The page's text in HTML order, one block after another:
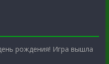
рождения! Игра вышла